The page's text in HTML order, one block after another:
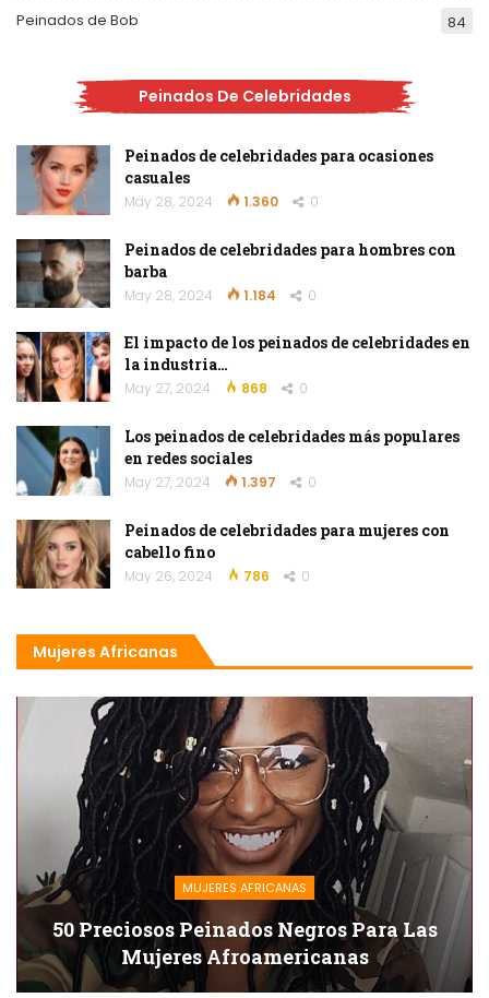
Peinados de Bob 84
Peinados De Celebridades
Peinados de celebridades para ocasiones
casuales
May 28, 2024 1.360 0
Peinados de celebridades para hombres con
barba
May 28, 2024 1.184 0
El impacto de los peinados de celebridades en
la industria…
May 27, 2024 868 0
Los peinados de celebridades más populares
en redes sociales
May 27, 2024 1.397 0
Peinados de celebridades para mujeres con
cabello fino
May 26, 2024 786 0
Mujeres Africanas
MUJERES AFRICANAS
50 Espléndidos Peinados Cortos Para
Mujeres Negras